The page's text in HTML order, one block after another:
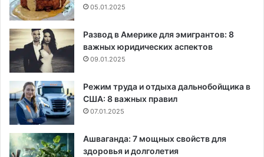
05.01.2025
Развод в Америке для эмигрантов: 8
важных юридических аспектов
09.01.2025
Режим труда и отдыха дальнобойщика в
США: 8 важных правил
07.01.2025
Ашваганда: 7 мощных свойств для
здоровья и долголетия